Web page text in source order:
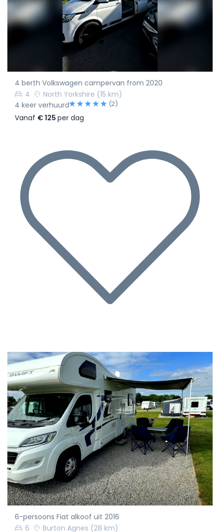
4 berth Volkswagen campervan from 2020
4
North Yorkshire (15 km)
4 keer verhuurd
(2)
Vanaf € 125 per dag
6-persoons Fiat alkoof uit 2016
6
Burton Agnes (28 km)